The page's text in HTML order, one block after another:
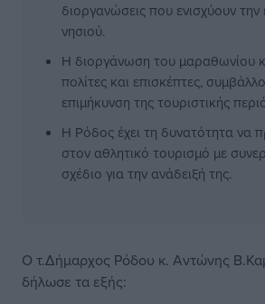
διοργανώσεις που ενισχύουν την
νησιού.
Η διοργάνωση του μαραθωνίου
πολίτες και επισκέπτες,
επιμήκυνση της τουριστικής
Η Ρόδος έχει τη δυνατότητα να
στον αθλητικό τουρισμό με
σχέδιο για την ανάδειξή της.
Ο τ.Δήμαρχος Ρόδου κ. Αντώνης
δήλωσε τα εξής: